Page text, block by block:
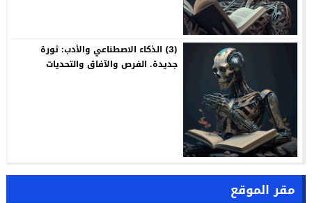
(3) الذكاء الاصطناعي والأدب: ثورة
جديدة. الفرص والآفاق والتحديات
مقر الموقع